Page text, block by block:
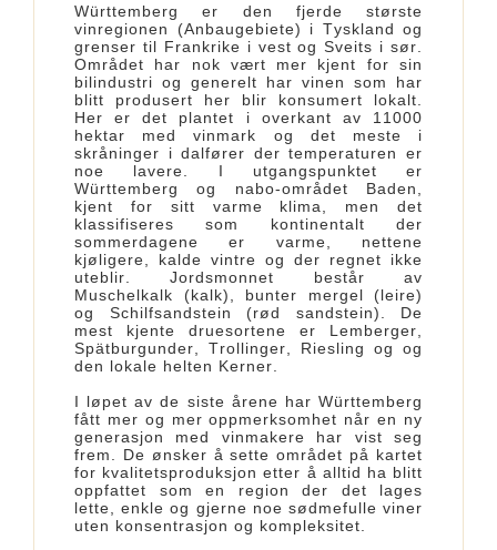
Württemberg er den fjerde største
vinregionen (Anbaugebiete) i Tyskland og
grenser til Frankrike i vest og Sveits i sør.
Området har nok vært mer kjent for sin
bilindustri og generelt har vinen som har
blitt produsert her blir konsumert lokalt.
Her er det plantet i overkant av 11000
hektar med vinmark og det meste i
skråninger i dalfører der temperaturen er
noe lavere. I utgangspunktet er
Württemberg og nabo-området Baden,
kjent for sitt varme klima, men det
klassifiseres som kontinentalt der
sommerdagene er varme, nettene
kjøligere, kalde vintre og der regnet ikke
uteblir. Jordsmonnet består av
Muschelkalk (kalk), bunter mergel (leire)
og Schilfsandstein (rød sandstein). De
mest kjente druesortene er Lemberger,
Spätburgunder, Trollinger, Riesling og og
den lokale helten Kerner.
I løpet av de siste årene har Württemberg
fått mer og mer oppmerksomhet når en ny
generasjon med vinmakere har vist seg
frem. De ønsker å sette området på kartet
for kvalitetsproduksjon etter å alltid ha blitt
oppfattet som en region der det lages
lette, enkle og gjerne noe sødmefulle viner
uten konsentrasjon og kompleksitet.